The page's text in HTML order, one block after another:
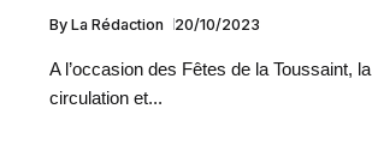
By La Rédaction 20/10/2023
A l’occasion des Fêtes de la Toussaint, la
circulation et...